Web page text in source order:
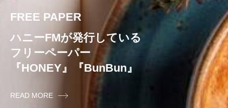
三田けやき台認定こども園 三田さち幼稚園
三田つつじが丘幼稚園
三田つつじが丘認定こども園
三田つつじヶ丘幼稚園
FREE PAPER
ハニーFMが発行している
フリーペーパー
『HONEY』『BunBun』
READ MORE